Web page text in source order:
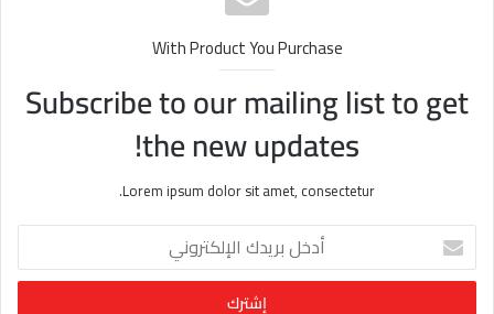
With Product You Purchase
Subscribe to our mailing list to get
the new updates!
Lorem ipsum dolor sit amet, consectetur.
خ